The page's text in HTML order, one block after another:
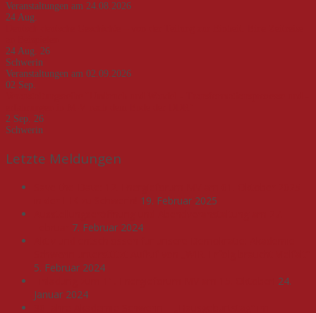
Veranstaltungen am 24.08.2026
24 Aug.
24 Aug. 26
Schwerin
Veranstaltungen am 02.09.2026
02 Sep.
2 Sep. 26
Schwerin
Letzte Meldungen
19. Februar 2025
7. Februar 2024
5. Februar 2024
24.
Januar 2024